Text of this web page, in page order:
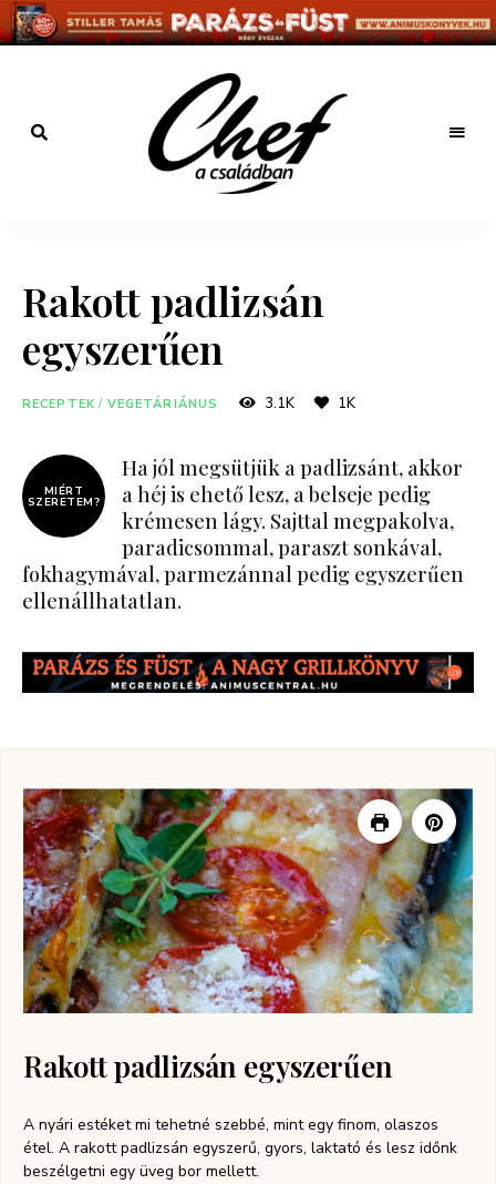
családban
Rakott padlizsán
egyszerűen
RECEPTEK / VEGETÁRIÁNUS 3.1K 1K
MIÉRT
SZERETEM?
Ha jól megsütjük a padlizsánt, akkor
a héj is ehető lesz, a belseje pedig
krémesen lágy. Sajttal megpakolva,
paradicsommal, paraszt sonkával,
fokhagymával, parmezánnal pedig egyszerűen
ellenállhatatlan.
Rakott padlizsán egyszerűen
A nyári estéket mi tehetné szebbé, mint egy finom, olaszos
étel. A rakott padlizsán egyszerű, gyors, laktató és lesz időnk
beszélgetni egy üveg bor mellett.